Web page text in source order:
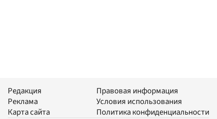
Редакция
Реклама
Карта сайта
Правовая информация
Условия использования
Политика конфиденциальности